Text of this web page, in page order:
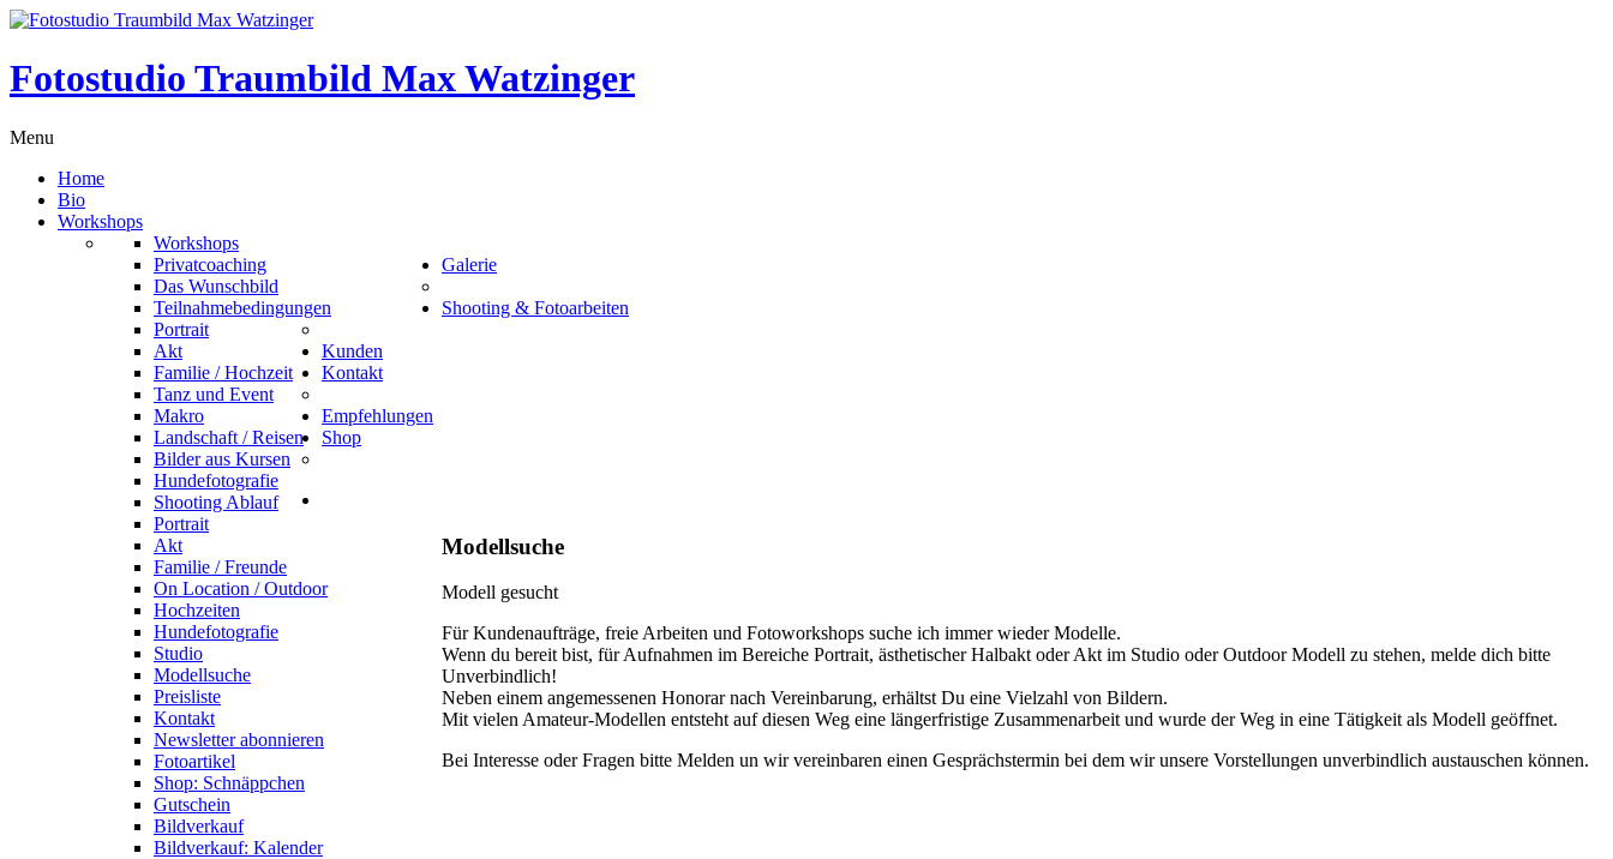
Fotostudio Traumbild Max Watzinger
Menu
Home
Bio
Workshops
Workshops
Privatcoaching
Das Wunschbild
Teilnahmebedingungen
Galerie
Portrait
Akt
Familie / Hochzeit
Tanz und Event
Makro
Landschaft / Reisen
Bilder aus Kursen
Hundefotografie
Shooting & Fotoarbeiten
Shooting Ablauf
Portrait
Akt
Familie / Freunde
On Location / Outdoor
Hochzeiten
Hundefotografie
Studio
Modellsuche
Preisliste
Kunden
Kontakt
Kontakt
Newsletter abonnieren
Empfehlungen
Shop
Fotoartikel
Shop: Schnäppchen
Gutschein
Bildverkauf
Bildverkauf: Kalender
Modellsuche
Modell gesucht
Für Kundenaufträge, freie Arbeiten und Fotoworkshops suche ich immer wieder Modelle.
Wenn du bereit bist, für Aufnahmen im Bereiche Portrait, ästhetischer Halbakt oder Akt im Studio oder Outdoor Modell zu stehen, melde dich bitte
Unverbindlich!
Neben einem angemessenen Honorar nach Vereinbarung, erhältst Du eine Vielzahl von Bildern.
Mit vielen Amateur-Modellen entsteht auf diesen Weg eine längerfristige Zusammenarbeit und wurde der Weg in eine Tätigkeit als Modell geöffnet.
Bei Interesse oder Fragen bitte Melden un wir vereinbaren einen Gesprächstermin bei dem wir unsere Vorstellungen unverbindlich austauschen können.